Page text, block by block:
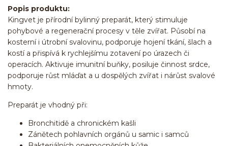
Popis produktu:
Kingvet je přírodní bylinný preparát, který stimuluje
pohybové a regenerační procesy v těle zvířat. Působí na
kosterní i útrobní svalovinu, podporuje hojení tkání, šlach a
kostí a přispívá k rychlejšímu zotavení po úrazech či
operacích. Aktivuje imunitní buňky, posiluje činnost srdce,
podporuje růst mláďat a u dospělých zvířat i nárůst svalové
hmoty.
Preparát je vhodný při:
Bronchitidě a chronickém kašli
Zánětech pohlavních orgánů u samic i samců